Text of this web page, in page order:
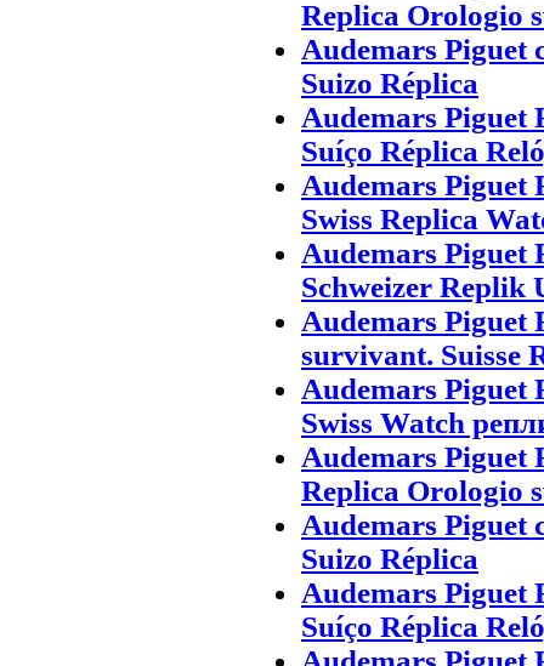
Replica Orologio
Audemars Piguet
Suizo Réplica
Audemars
Suíço Réplica
Audemars
Swiss Replica
Audemars
Schweizer Replik
Audemars Piguet
survivant. Suisse
Audemars
Swiss Watch
Audemars
Replica Orologio
Audemars Piguet
Suizo Réplica
Audemars
Suíço Réplica